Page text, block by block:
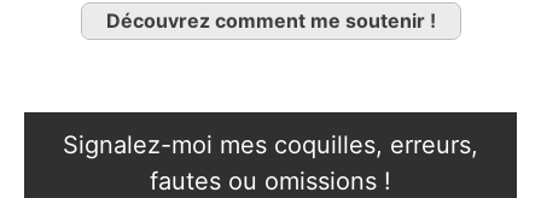
Découvrez comment me soutenir !
Signalez-moi mes coquilles, erreurs,
fautes ou omissions !